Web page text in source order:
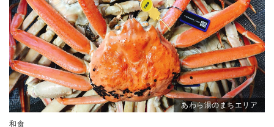
あわら湯のまちエリア
和食